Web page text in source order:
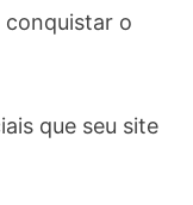
conquistar o
que seu site